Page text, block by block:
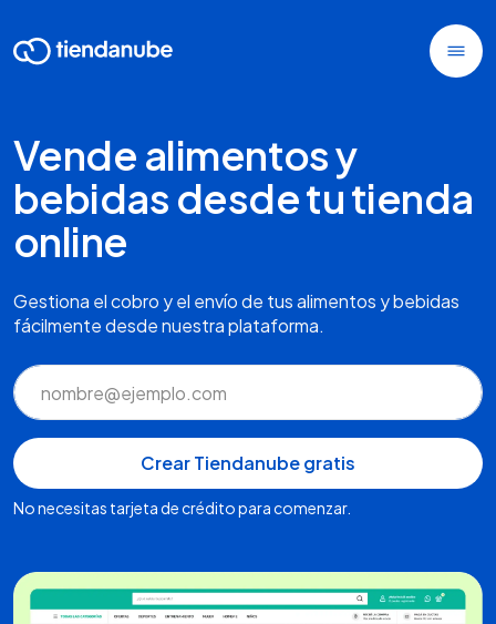
Vende alimentos y
bebidas desde tu tienda
online
Gestiona el cobro y el envío de tus alimentos y bebidas
fácilmente desde nuestra plataforma.
No necesitas tarjeta de crédito para comenzar.